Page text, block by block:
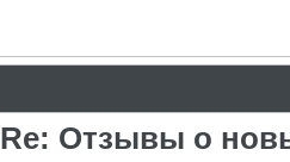
Re: Отзывы о